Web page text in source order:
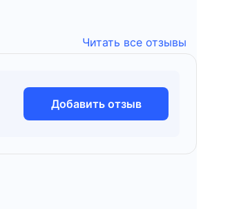
Читать все отзывы
Добавить отзыв